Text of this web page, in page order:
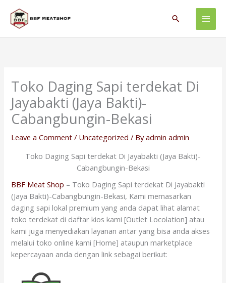
content
Main
Search
Toko Daging Sapi terdekat Di
Jayabakti (Jaya Bakti)-
Cabangbungin-Bekasi
Leave a Comment / Uncategorized / Byadmin admin
Toko Daging Sapi terdekat Di Jayabakti (Jaya Bakti)-
Cabangbungin-Bekasi
BBF Meat Shop – Toko Daging Sapi terdekat Di Jayabakti
(Jaya Bakti)-Cabangbungin-Bekasi, Kami memasarkan
daging sapi lokal premium yang anda dapat lihat alamat
toko terdekat di daftar kios kami [Outlet Locolation] atau
kami juga menyediakan layanan antar yang bisa anda akses
melalui toko online kami [Home] ataupun marketplace
kepercayaan anda dengan link sebagai berikut: